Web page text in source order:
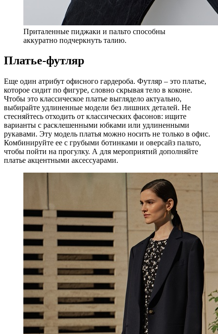
Приталенные пиджаки и пальто способны
аккуратно подчеркнуть талию.
Платье-футляр
Еще один атрибут офисного гардероба. Футляр – это платье,
которое сидит по фигуре, словно скрывая тело в коконе.
Чтобы это классическое платье выглядело актуально,
выбирайте удлиненные модели без лишних деталей. Не
стесняйтесь отходить от классических фасонов: ищите
варианты с расклешенными юбками или удлиненными
рукавами. Эту модель платья можно носить не только в офис.
Комбинируйте ее с грубыми ботинками и оверсайз пальто,
чтобы пойти на прогулку. А для мероприятий дополняйте
платье акцентными аксессуарами.